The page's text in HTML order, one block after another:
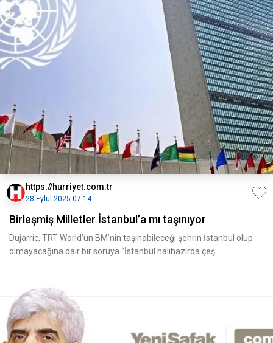
https://hurriyet.com.tr
28 Eylül 2025 07:14
Birleşmiş Milletler İstanbul’a mı taşınıyor
Dujarric, TRT World’ün BM’nin taşınabileceği şehrin İstanbul olup
olmayacağına dair bir soruya “İstanbul halihazırda çeş